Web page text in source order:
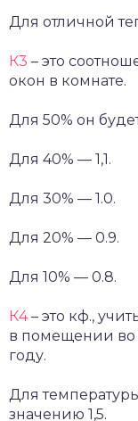
Для отличной
К3 – это
окон в комнате.
Для 50% он
Для 40% — 1,1.
Для 30% — 1.0.
Для 20% — 0.9.
Для 10% — 0.8.
К4– это кф.,
в помещении во
году.
Для
значению 1,5.